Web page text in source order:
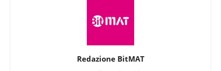
Redazione BitMAT